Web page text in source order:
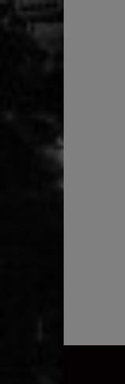
Navegación de